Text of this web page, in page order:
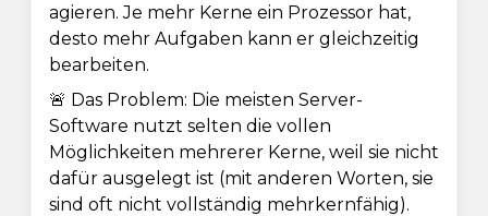
agieren. Je mehr Kerne ein Prozessor hat,
desto mehr Aufgaben kann er gleichzeitig
bearbeiten.
🚨 Das Problem: Die meisten Server-
Software nutzt selten die vollen
Möglichkeiten mehrerer Kerne, weil sie nicht
dafür ausgelegt ist (mit anderen Worten, sie
sind oft nicht vollständig mehrkernfähig).